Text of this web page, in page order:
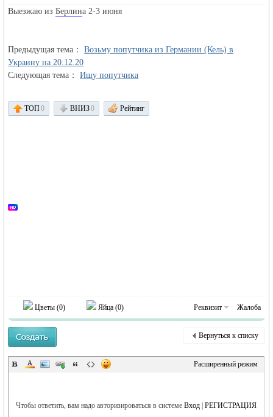
Германии -
MEINLAND.
Выезжаю изБерлина 2-3 июня
Предыдущая тема：Возьму попутчика из Германии (Кель) в
Украину на 20.12.20
Следующая тема：Ищу попутчика
ТОП0 ВНИЗ0 Рейтинг
Цветы (0) Яйца (0) Реквизит Жалоба
Вернуться к списку
Расширенный режим
Чтобы ответить, вам надо авторизироваться в системеВход |РЕГИСТРАЦИЯ